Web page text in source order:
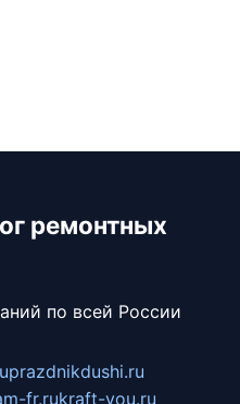
ремонтных
по всей России
prazdnikdushi.ru
fr.rukraft-you.ru